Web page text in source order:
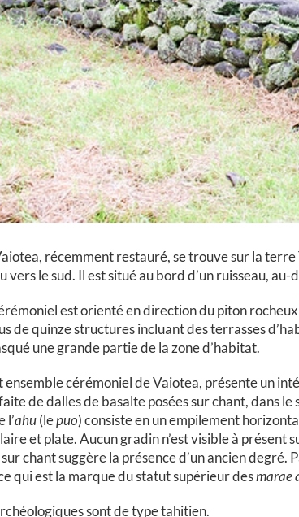
récemment restauré, se trouve sur la
le sud. Il est situé au bord d’un ruisseau, au-
est orienté en direction du piton rocheux
de quinze structures incluant des terrasses
une grande partie de la zone d’habitat.
ensemble cérémoniel de Vaiotea, présente un
de dalles de basalte posées sur chant, dans le
l’ahu(lepuo) consiste en un empilement
et plate. Aucun gradin n’est visible à présent
chant suggère la présence d’un ancien
qui est la marque du statut supérieur desmarae
sont de type tahitien.